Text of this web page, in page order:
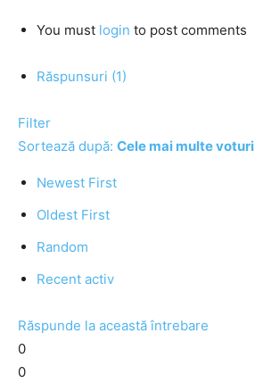
You must login to post comments
Răspunsuri (1)
Filter
Sortează după: Cele mai multe voturi
Newest First
Oldest First
Random
Recent activ
Răspunde la această întrebare
0
0